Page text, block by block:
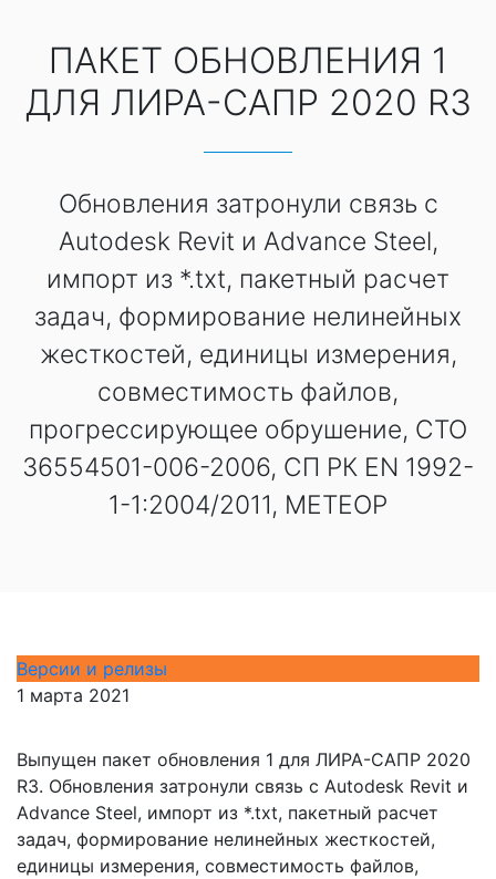
ПАКЕТ ОБНОВЛЕНИЯ 1
ДЛЯ ЛИРА-САПР 2020 R3
Обновления затронули связь с
Autodesk Revit и Advance Steel,
импорт из *.txt, пакетный расчет
задач, формирование нелинейных
жесткостей, единицы измерения,
совместимость файлов,
прогрессирующее обрушение, СТО
36554501-006-2006, СП РК EN 1992-
1-1:2004/2011, МЕТЕОР
Версии и релизы
1 марта 2021
Выпущен пакет обновления 1 для ЛИРА-САПР 2020
R3. Обновления затронули связь с Autodesk Revit и
Advance Steel, импорт из *.txt, пакетный расчет
задач, формирование нелинейных жесткостей,
единицы измерения, совместимость файлов,